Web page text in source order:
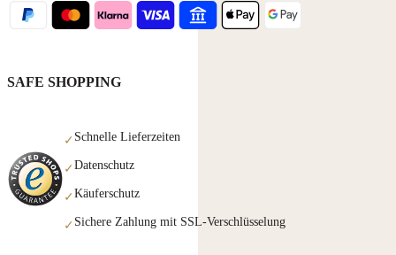
SAFE SHOPPING
✓ Schnelle Lieferzeiten
✓Datenschutz
✓Käuferschutz
✓ Sichere Zahlung mit SSL-Verschlüsselung